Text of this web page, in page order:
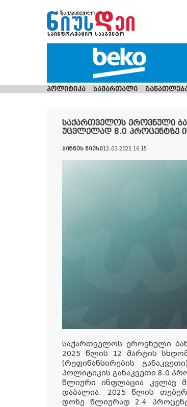
პოლიტიკა სამართალი
საქართველოს ეროვნული
უცვლელად 8.0 პროცენტზე
ბიზნეს ნიუსი12-03-2025 16:15
საქართველოს ეროვნული
2025 წლის 12 მარტის
(რეფინანსირების
პოლიტიკის განაკვეთი 8.0
წლიური ინფლაცია კვლავ
დაბალია. 2025 წლის
დონე წლიურად 2.4